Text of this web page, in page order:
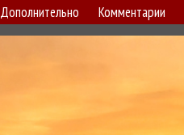
Дополнительно Комментарии